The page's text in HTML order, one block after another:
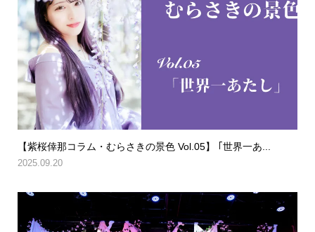
【紫桜倖那コラム・むらさきの景色 Vol.05】 ｢世界一あ...
2025.09.20